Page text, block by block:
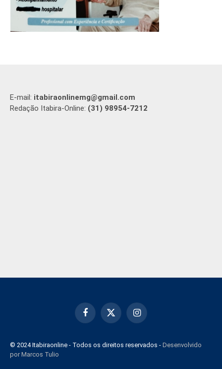
E-mail: itabiraonlinemg@gmail.com
Redação Itabira-Online: (31) 98954-7212
Facebook
X
Instagram
© 2024 Itabiraonline - Todos os direitos reservados - Desenvolvido
por Marcos Tulio